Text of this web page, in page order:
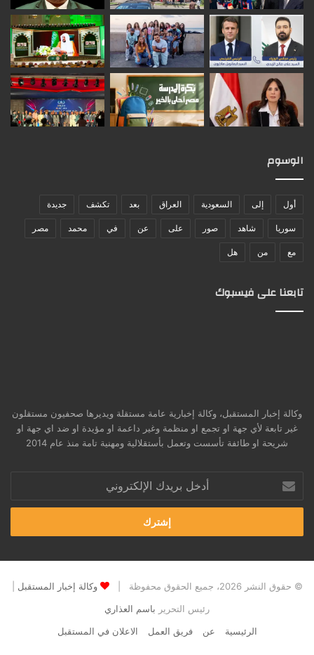
الوسوم
أول إلى السعودية العراق بعد تكشف جديدة
سوريا شاهد صور على عن في محمد مصر
مع من هل
تابعنا على فيسبوك
وكالة إخبار المستقبل، وكالة إخبارية عامة مستقلة ويديرها صحفيون مستقلون
غير تابعة لأي جهة او تجمع او منظمة وغير داعمة او مؤيدة او ضد اي جهة او
شريحة او طائفة تأسست وتعمل بأستقلالية ومهنية تامة منذ عام 2014
بريدك
الإلكتروني
© حقوق النشر 2026، جميع الحقوق محفوظة | وكالة إخبار المستقبل
رئيس التحرير باسم العذاري
الرئيسية
عن فريق العمل الاعلان في المستقبل